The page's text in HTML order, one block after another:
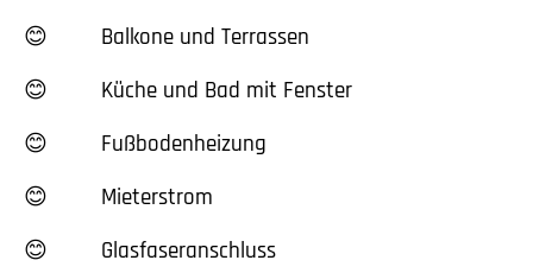
😊 Balkone und Terrassen
😊 Küche und Bad mit Fenster
😊 Fußbodenheizung
😊 Mieterstrom
😊 Glasfaseranschluss